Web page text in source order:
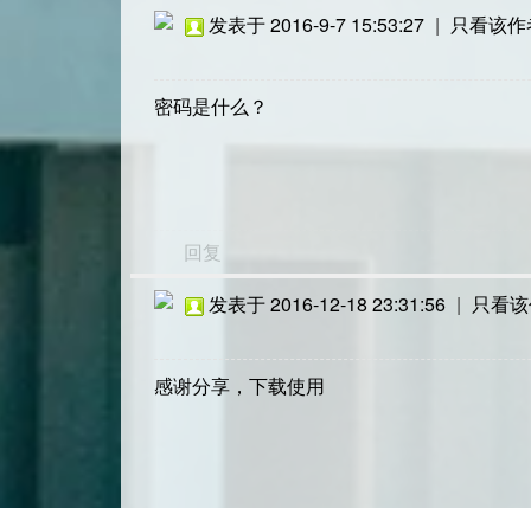
发表于 2016-9-7 15:53:27 | 只看该
密码是什么？
回复
发表于 2016-12-18 23:31:56 | 只看
感谢分享，下载使用